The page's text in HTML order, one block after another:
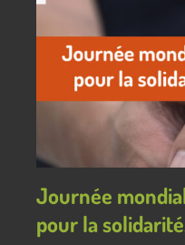
Journée
pour la